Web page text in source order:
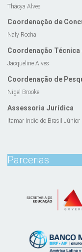
Thácya Alves
Coordenação de
Naly Rocha
Coordenação Técnica
Jacqueline Alves
Coordenação de
Nigel Brooke
Assessoria Jurídica
Itamar Indio do Brasil Júnior
Parcerias